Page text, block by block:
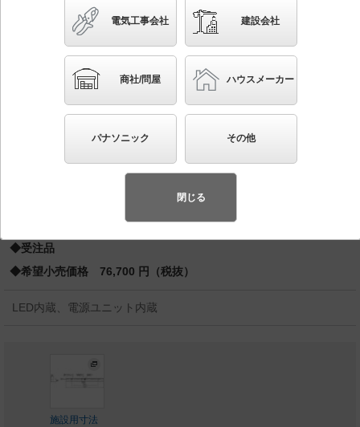
かんたん照度計算
天井直付型・壁直付型・据置取付型 LED（昼白色）
建築化照明器具 連続調光型調光タイプ（ライコン別
売）／L1200タイプ SmartArchi（スマートアーキ）
パネル付型／建築化照明
（先端技術や優れたデザイン性を持ち合わせ、快
◆受注品
◆希望小売価格 76,700 円（税抜）
LED内蔵、電源ユニット内蔵
施設用寸法
電気工事会社 建設会社
商社/問屋 ハウスメーカー
パナソニック その他
閉じる